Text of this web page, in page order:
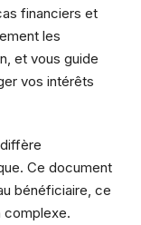
financiers et
les
et vous guide
vos intérêts
diffère
Ce document
bénéficiaire, ce
complexe.